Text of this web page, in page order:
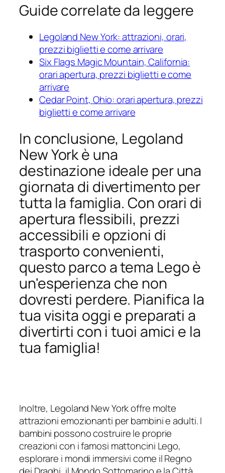
Guide correlate da leggere
Legoland New York: attrazioni, orari,
prezzi biglietti e come arrivare
Six Flags Magic Mountain, California:
orari apertura, prezzi biglietti e come
arrivare
Cedar Point, Ohio: orari apertura, prezzi
biglietti e come arrivare
In conclusione, Legoland
New York è una
destinazione ideale per una
giornata di divertimento per
tutta la famiglia. Con orari di
apertura flessibili, prezzi
accessibili e opzioni di
trasporto convenienti,
questo parco a tema Lego è
un'esperienza che non
dovresti perdere. Pianifica la
tua visita oggi e preparati a
divertirti con i tuoi amici e la
tua famiglia!
Inoltre, Legoland New York offre molte
attrazioni emozionanti per bambini e adulti. I
bambini possono costruire le proprie
creazioni con i famosi mattoncini Lego,
esplorare i mondi immersivi come il Regno